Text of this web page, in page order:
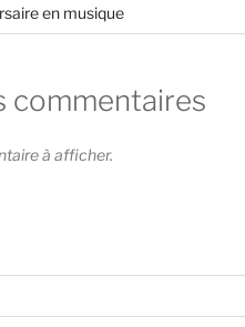
en musique
commentaires
à afficher.